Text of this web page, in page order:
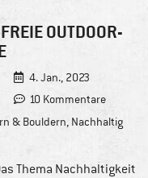
OUTDOOR-
4. Jan., 2023
10 Kommentare
& Bouldern, Nachhaltig
Thema Nachhaltigkeit